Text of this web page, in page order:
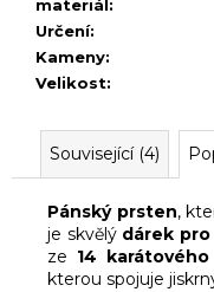
materiál:
Určení:
Kameny:
Velikost:
Související (4)
Pánský prsten,
je skvělý dárek pro
ze 14
kterou spojuje